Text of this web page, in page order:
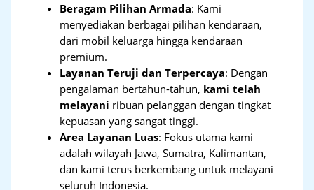
Beragam Pilihan Armada: Kami
menyediakan berbagai pilihan kendaraan,
dari mobil keluarga hingga kendaraan
premium.
Layanan Teruji dan Terpercaya: Dengan
pengalaman bertahun-tahun, kami telah
melayani ribuan pelanggan dengan tingkat
kepuasan yang sangat tinggi.
Area Layanan Luas: Fokus utama kami
adalah wilayah Jawa, Sumatra, Kalimantan,
dan kami terus berkembang untuk melayani
seluruh Indonesia.